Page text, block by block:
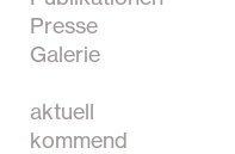
Presse
Galerie
aktuell
kommend